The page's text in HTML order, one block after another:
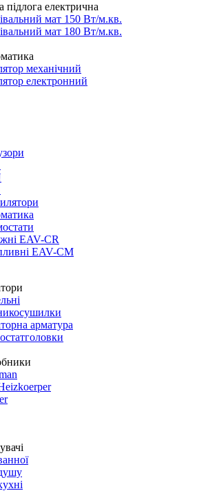
підлога електрична
мат 150 Вт/м.кв.
мат 180 Вт/м.кв.
механічний
електронний
EAV-CR
EAV-CM
арматура